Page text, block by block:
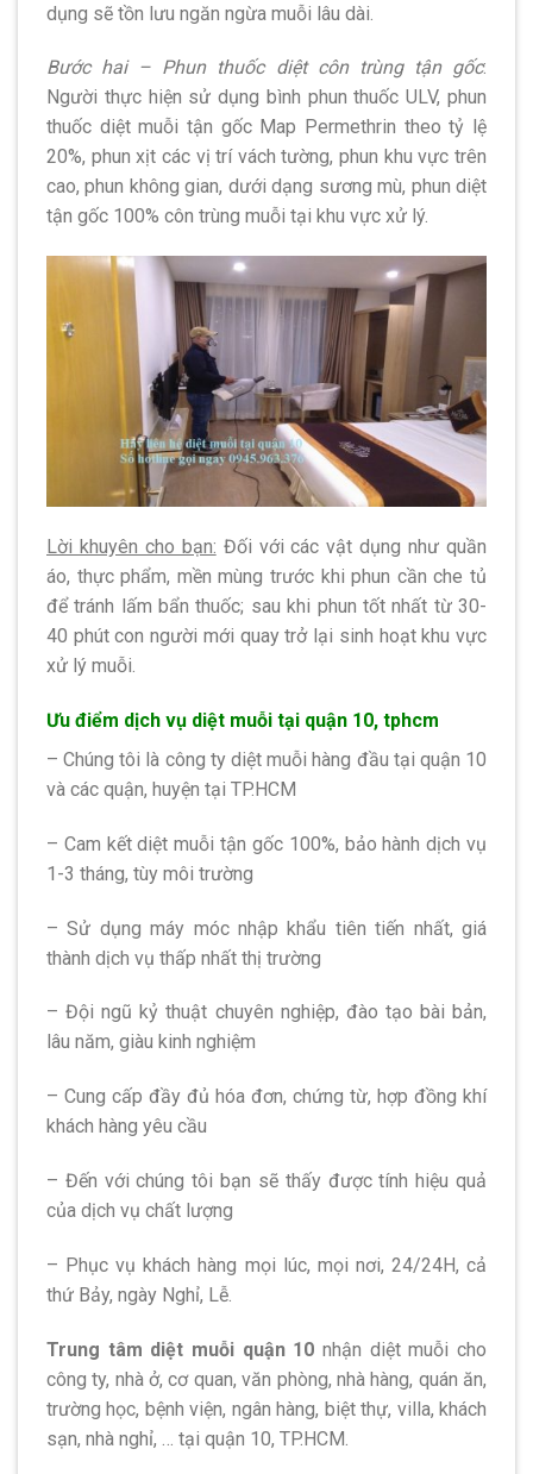
dụng sẽ tồn lưu ngăn ngừa muỗi lâu dài.
Bước hai – Phun thuốc diệt côn trùng tận gốc:
Người thực hiện sử dụng bình phun thuốc ULV, phun
thuốc diệt muỗi tận gốc Map Permethrin theo tỷ lệ
20%, phun xịt các vị trí vách tường, phun khu vực trên
cao, phun không gian, dưới dạng sương mù, phun diệt
tận gốc 100% côn trùng muỗi tại khu vực xử lý.
Lời khuyên cho bạn: Đối với các vật dụng như quần
áo, thực phẩm, mền mùng trước khi phun cần che tủ
để tránh lấm bẩn thuốc; sau khi phun tốt nhất từ 30-
40 phút con người mới quay trở lại sinh hoạt khu vực
xử lý muỗi.
Ưu điểm dịch vụ diệt muỗi tại quận 10, tphcm
– Chúng tôi là công ty diệt muỗi hàng đầu tại quận 10
và các quận, huyện tại TP.HCM
– Cam kết diệt muỗi tận gốc 100%, bảo hành dịch vụ
1-3 tháng, tùy môi trường
– Sử dụng máy móc nhập khẩu tiên tiến nhất, giá
thành dịch vụ thấp nhất thị trường
– Đội ngũ kỷ thuật chuyên nghiệp, đào tạo bài bản,
lâu năm, giàu kinh nghiệm
– Cung cấp đầy đủ hóa đơn, chứng từ, hợp đồng khí
khách hàng yêu cầu
– Đến với chúng tôi bạn sẽ thấy được tính hiệu quả
của dịch vụ chất lượng
– Phục vụ khách hàng mọi lúc, mọi nơi, 24/24H, cả
thứ Bảy, ngày Nghỉ, Lễ.
Trung tâm diệt muỗi quận 10 nhận diệt muỗi cho
công ty, nhà ở, cơ quan, văn phòng, nhà hàng, quán ăn,
trường học, bệnh viện, ngân hàng, biệt thự, villa, khách
sạn, nhà nghỉ, … tại quận 10, TP.HCM.